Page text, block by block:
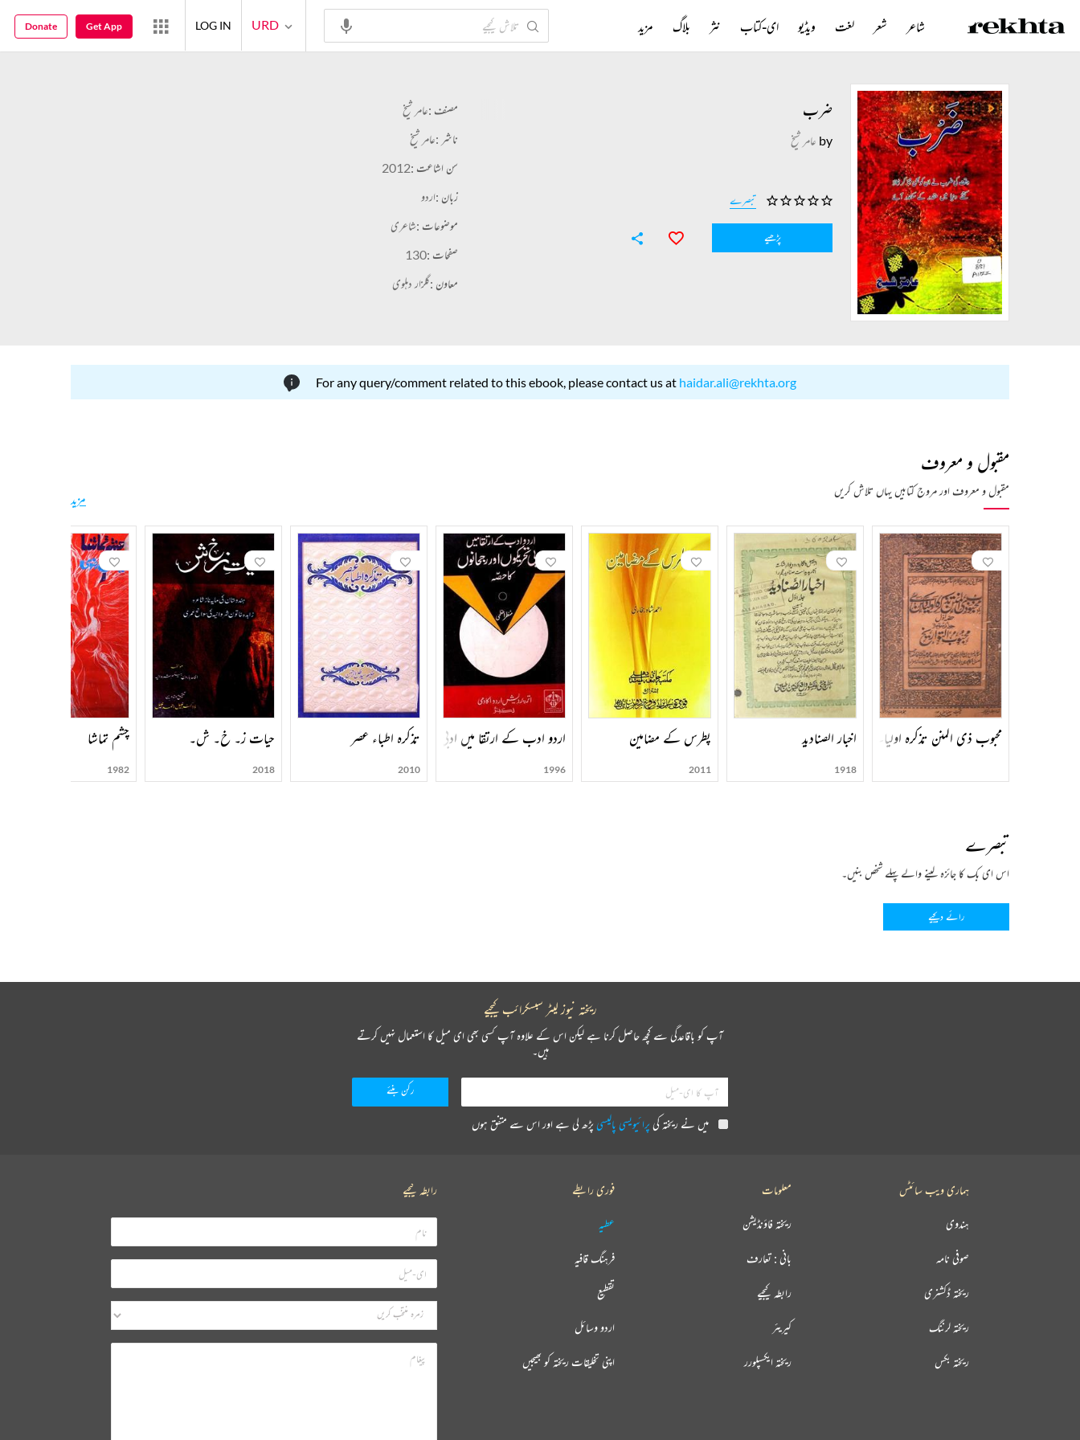
ضرب
by عامر شیخ
تبصرے
پڑھیے
مصنف :عامر شیخ
ناشر :عامر شیخ
سن اشاعت :2012
زبان :اردو
موضوعات :شاعری
صفحات :130
معاون :گلزار دہلوی
For any query/comment related to this ebook, please contact us at haidar.ali@rekhta.org
مقبول و معروف
مقبول و معروف اور مروج کتابیں یہاں تلاش کریں مزید
محبوب ذی المنن تذکرہ اولیائے دکناخبار الصنادید
1918
پطرس کے مضامین
2011
اردو ادب کے ارتقا میں ادبی تحریکوں اور رجحانوں کا حصہ
1996
تذکرہ اطباء عصر
2010
حیات ز۔ خ۔ ش۔
2018
چشم تماشا
1982
تبصرے
اس ای بک کا جائزہ لینے والے پہلے شخص بنیں۔
رائے دیجیے
شاعر شعر لغت ویڈیو ای-کتاب نثر بلاگ مزید URD
LOG IN
Get App
Donate
ریختہ نیوز لیٹر سبسکرائب کیجیے
آپ کو باقاعدگی سے کچھ حاصل کرنا ہے لیکن اس کے علاوہ آپ کسی بھی ای میل کا استعمال نہیں کرتے
ہیں۔
میں نے ریختہ کیپرائیویسی پالیسیپڑھ لی ہے اور اس سے متفق ہوں
فوری رابطے
عطیہ
فرہنگ قافیہ
تقطیع
اردو وسائل
اپنی تخلیقات ریختہ کو بھیجیں
معلومات
ریختہ فاؤنڈیشن
بانی : تعارف
رابطہ کیجیے
کیریئر
ریختہ ایکسپلورر
ہماری ویب سائٹس
ہندوی
صوفی نامہ
ریختہ ڈکشنری
ریختہ لرننگ
ریختہ بکس
رابطہ کیجیے